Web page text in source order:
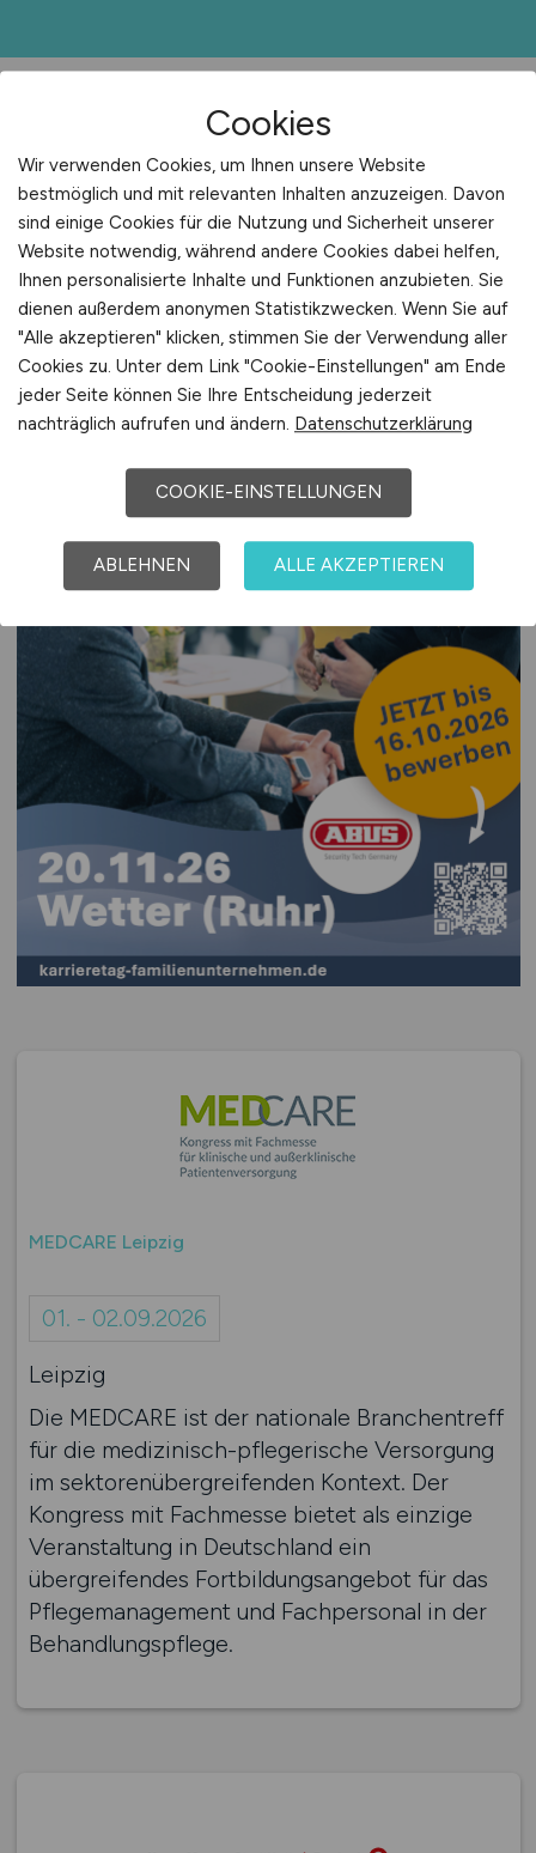
Aktuelle Veranstaltungen für
Medizin
MEDCARE Leipzig
01. - 02.09.2026
Leipzig
Die MEDCARE ist der nationale Branchentreff
für die medizinisch-pflegerische Versorgung
im sektorenübergreifenden Kontext. Der
Kongress mit Fachmesse bietet als einzige
Veranstaltung in Deutschland ein
übergreifendes Fortbildungsangebot für das
Pflege­management und Fachpersonal in der
Behandlungspflege.
Cookies
Wir verwenden Cookies, um Ihnen unsere Website
bestmöglich und mit relevanten Inhalten anzuzeigen. Davon
sind einige Cookies für die Nutzung und Sicherheit unserer
Website notwendig, während andere Cookies dabei helfen,
Ihnen personalisierte Inhalte und Funktionen anzubieten. Sie
dienen außerdem anonymen Statistikzwecken. Wenn Sie auf
"Alle akzeptieren" klicken, stimmen Sie der Verwendung aller
Cookies zu. Unter dem Link "Cookie-Einstellungen" am Ende
jeder Seite können Sie Ihre Entscheidung jederzeit
nachträglich aufrufen und ändern. Datenschutzerklärung
COOKIE-EINSTELLUNGEN
ABLEHNEN ALLE AKZEPTIEREN